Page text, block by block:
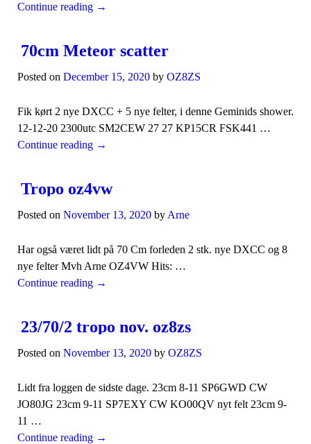
Continue reading →
70cm Meteor scatter
Posted on December 15, 2020 by OZ8ZS
Fik kørt 2 nye DXCC + 5 nye felter, i denne Geminids shower.
12-12-20 2300utc SM2CEW 27 27 KP15CR FSK441 …
Continue reading →
Tropo oz4vw
Posted on November 13, 2020 by Arne
Har også været lidt på 70 Cm forleden 2 stk. nye DXCC og 8
nye felter Mvh Arne OZ4VW Hits: …
Continue reading →
23/70/2 tropo nov. oz8zs
Posted on November 13, 2020 by OZ8ZS
Lidt fra loggen de sidste dage. 23cm 8-11 SP6GWD CW
JO80JG 23cm 9-11 SP7EXY CW KO00QV nyt felt 23cm 9-
11 …
Continue reading →